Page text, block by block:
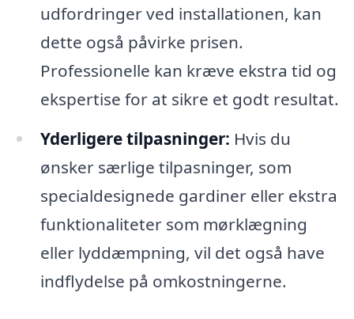
udfordringer ved installationen, kan
dette også påvirke prisen.
Professionelle kan kræve ekstra tid og
ekspertise for at sikre et godt resultat.
Yderligere tilpasninger: Hvis du
ønsker særlige tilpasninger, som
specialdesignede gardiner eller ekstra
funktionaliteter som mørklægning
eller lyddæmpning, vil det også have
indflydelse på omkostningerne.